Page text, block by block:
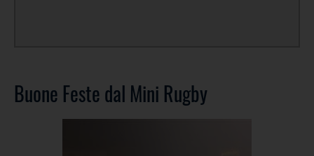
Buone Feste dal Mini Rugby